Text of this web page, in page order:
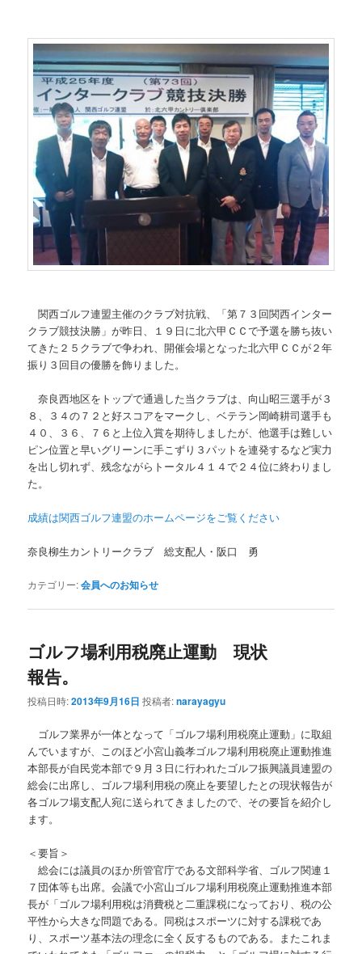
関西ゴルフ連盟主催のクラブ対抗戦、「第７３回関西インター
クラブ競技決勝」が昨日、１９日に北六甲ＣＣで予選を勝ち抜い
てきた２５クラブで争われ、開催会場となった北六甲ＣＣが２年
振り３回目の優勝を飾りました。
奈良西地区をトップで通過した当クラブは、向山昭三選手が３
８、３４の７２と好スコアをマークし、ベテラン岡崎耕司選手も
４０、３６、７６と上位入賞を期待しましたが、他選手は難しい
ピン位置と早いグリーンに手こずり３パットを連発するなど実力
を出し切れず、残念ながらトータル４１４で２４位に終わりまし
た。
成績は関西ゴルフ連盟のホームページをご覧ください
奈良柳生カントリークラブ 総支配人・阪口 勇
カテゴリー:会員へのお知らせ
ゴルフ場利用税廃止運動 現状
報告。
投稿日時:2013年9月16日 投稿者:narayagyu
ゴルフ業界が一体となって「ゴルフ場利用税廃止運動」に取組
んでいますが、このほど小宮山義孝ゴルフ場利用税廃止運動推進
本部長が自民党本部で９月３日に行われたゴルフ振興議員連盟の
総会に出席し、ゴルフ場利用税の廃止を要望したとの現状報告が
各ゴルフ場支配人宛に送られてきましたので、その要旨を紹介し
ます。
＜要旨＞
総会には議員のほか所管官庁である文部科学省、ゴルフ関連１
７団体等も出席。会議で小宮山ゴルフ場利用税廃止運動推進本部
長が「ゴルフ場利用税は消費税と二重課税になっており、税の公
平性から大きな問題である。同税はスポーツに対する課税であ
り、スポーツ基本法の理念に全く反するものである。またこれま